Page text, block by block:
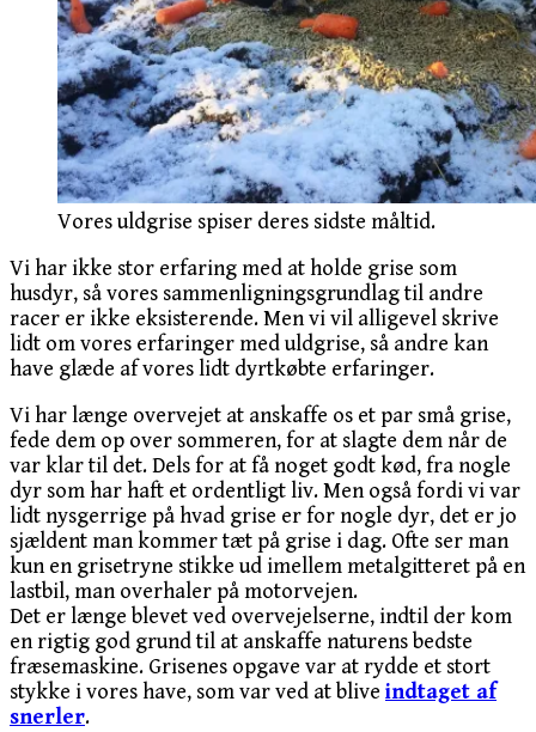
Vores uldgrise spiser deres sidste måltid.
Vi har ikke stor erfaring med at holde grise som
husdyr, så vores sammenligningsgrundlag til andre
racer er ikke eksisterende. Men vi vil alligevel skrive
lidt om vores erfaringer med uldgrise, så andre kan
have glæde af vores lidt dyrtkøbte erfaringer.
Vi har længe overvejet at anskaffe os et par små grise,
fede dem op over sommeren, for at slagte dem når de
var klar til det. Dels for at få noget godt kød, fra nogle
dyr som har haft et ordentligt liv. Men også fordi vi var
lidt nysgerrige på hvad grise er for nogle dyr, det er jo
sjældent man kommer tæt på grise i dag. Ofte ser man
kun en grisetryne stikke ud imellem metalgitteret på en
lastbil, man overhaler på motorvejen.
Det er længe blevet ved overvejelserne, indtil der kom
en rigtig god grund til at anskaffe naturens bedste
fræsemaskine. Grisenes opgave var at rydde et stort
stykke i vores have, som var ved at blive indtaget af
snerler.